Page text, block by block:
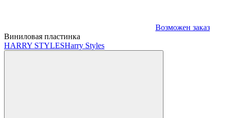
Возможен заказ
Виниловая пластинка
HARRY STYLESHarry Styles